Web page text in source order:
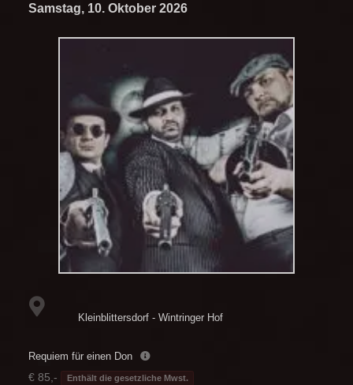
Samstag, 10. Oktober 2026
Kleinblittersdorf - Wintringer Hof
Requiem für einen Don
€ 85,- Enthält die gesetzliche Mwst.